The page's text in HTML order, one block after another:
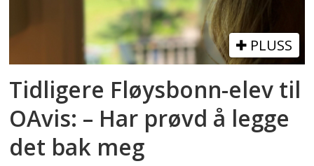
PLUSS
Tidligere Fløysbonn-elev til
OAvis: – Har prøvd å legge
det bak meg